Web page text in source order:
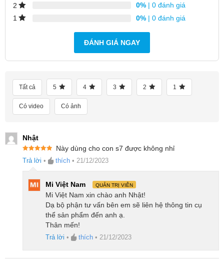
Dock sạc 3 trong 1 sẽ tự động hút rác thu gom
được từ trong robot đẩy thẳng lên trong ngăn
chứa rác lớn của dock sạc. Lúc này bạn có thể
dễ dàng sau 1-2 tháng mới phải đổ rác một lần,
bạn sẽ không còn mất nhiều thời gian vào việc đổ
2
0% | 0 đánh giá
1
0% | 0 đánh giá
ĐÁNH GIÁ NGAY
Tất cả 5 4 3 2 1
Có video Có ảnh
Nhật
hạng55
Này dùng cho con s7 được không nhỉ
Trả lời • thích • 21/12/2023
Mi Việt Nam QUẢN TRỊ VIÊN
Mi Việt Nam xin chào anh Nhật!
Dạ bộ phận tư vấn bên em sẽ liên hệ thông tin cụ
thể sản phẩm đến anh ạ.
Thân mến!
Trả lời • thích • 21/12/2023